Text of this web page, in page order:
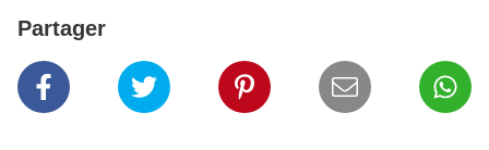
Partager